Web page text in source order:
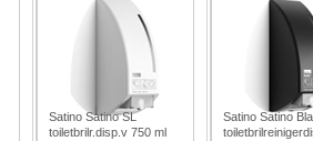
Satino Satino SL
toiletbrilr.disp.v 750 ml
Satino Satino